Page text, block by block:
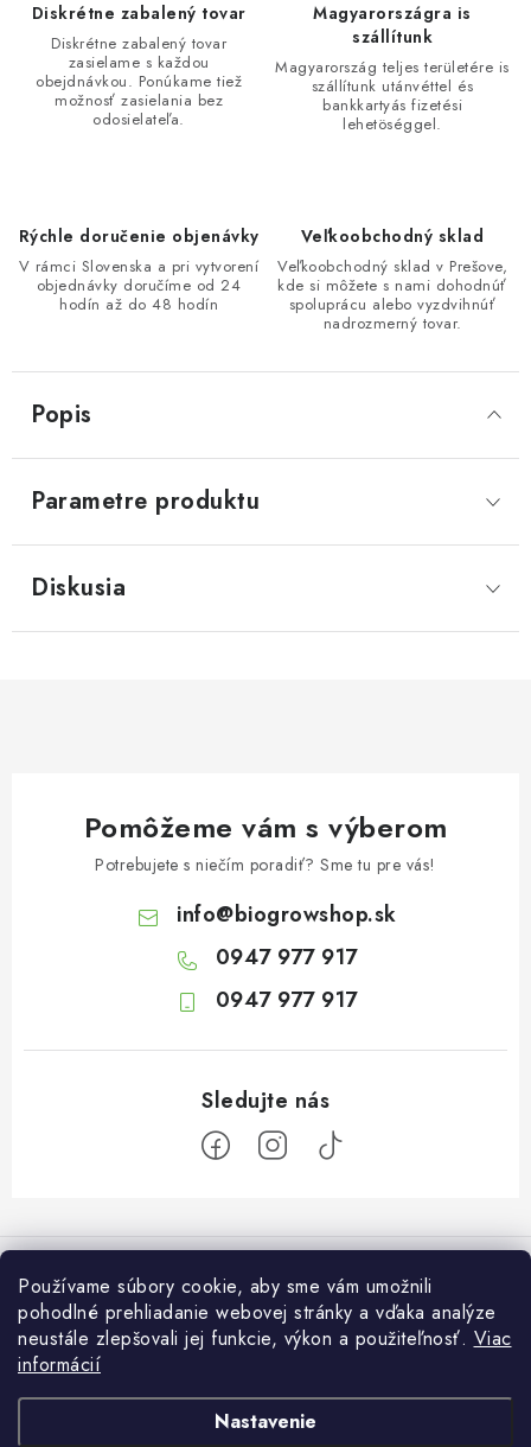
Používame súbory cookie, aby sme vám umožnili
pohodlné prehliadanie webovej stránky a vďaka analýze
neustále zlepšovali jej funkcie, výkon a použiteľnosť. Viac
informácií
Nastavenie
Diskrétne zabalený tovar
Diskrétne zabalený tovar
zasielame s každou
obejdnávkou. Ponúkame tiež
možnosť zasielania bez
odosielateľa.
Magyarországra is
szállítunk
Magyarország teljes területére is
szállítunk utánvéttel és
bankkartyás fizetési
lehetöséggel.
Rýchle doručenie objenávky
V rámci Slovenska a pri vytvorení
objednávky doručíme od 24
hodín až do 48 hodín
Veľkoobchodný sklad
Veľkoobchodný sklad v Prešove,
kde si môžete s nami dohodnúť
spoluprácu alebo vyzdvihnúť
nadrozmerný tovar.
Popis
Parametre produktu
Diskusia
Pomôžeme vám s výberom
Potrebujete s niečím poradiť? Sme tu pre vás!
info@biogrowshop.sk
0947 977 917
0947 977 917
á
O nás
Platba a dodanie
Podmienky ochrany osobných údajov
Otvaracie hodiny veľkosklad
Pondelok: 7:30 – 16:00
Utorok: 7:30 – 16:00